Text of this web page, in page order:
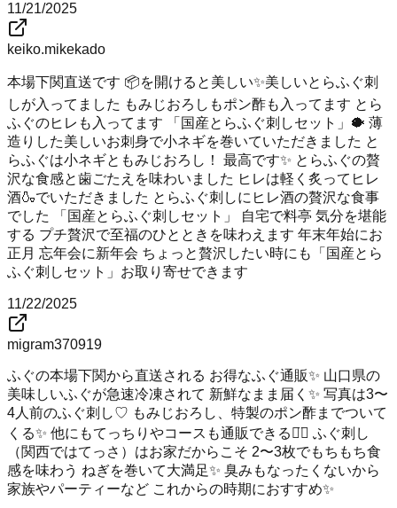
11/21/2025
keiko.mikekado
本場下関直送です 📦を開けると美しい✨美しいとらふぐ刺
しが入ってました もみじおろしもポン酢も入ってます とら
ふぐのヒレも入ってます 「国産とらふぐ刺しセット」🐡 薄
造りした美しいお刺身で小ネギを巻いていただきました と
らふぐは小ネギともみじおろし！ 最高です✨ とらふぐの贅
沢な食感と歯ごたえを味わいました ヒレは軽く炙ってヒレ
酒🍶でいただきました とらふぐ刺しにヒレ酒の贅沢な食事
でした 「国産とらふぐ刺しセット」 自宅で料亭 気分を堪能
する プチ贅沢で至福のひとときを味わえます 年末年始にお
正月 忘年会に新年会 ちょっと贅沢したい時にも「国産とら
ふぐ刺しセット」お取り寄せできます
11/22/2025
migram370919
ふぐの本場下関から直送される お得なふぐ通販✨ 山口県の
美味しいふぐが急速冷凍されて 新鮮なまま届く✨ 写真は3〜
4人前のふぐ刺し♡ もみじおろし、特製のポン酢までついて
くる✨ 他にもてっちりやコースも通販できる◡̈⃝ ふぐ刺し
（関西ではてっさ）はお家だからこそ 2〜3枚でもちもち食
感を味わう ねぎを巻いて大満足✨ 臭みもなったくないから
家族やパーティーなど これからの時期におすすめ✨